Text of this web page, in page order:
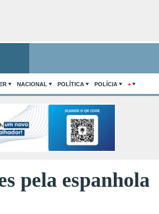
NACIONAL POLÍTICA POLÍCIA +
pela espanhola